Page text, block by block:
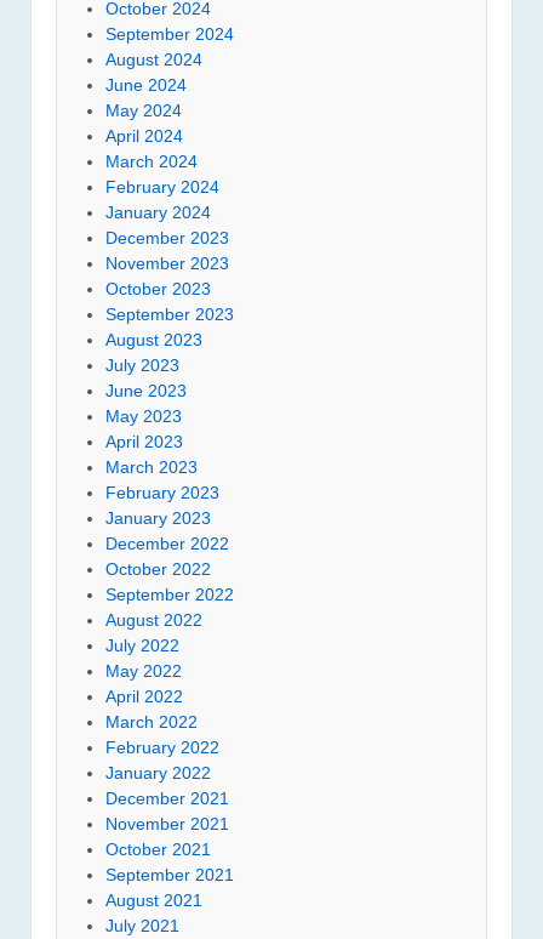
October 2024
September 2024
August 2024
June 2024
May 2024
April 2024
March 2024
February 2024
January 2024
December 2023
November 2023
October 2023
September 2023
August 2023
July 2023
June 2023
May 2023
April 2023
March 2023
February 2023
January 2023
December 2022
October 2022
September 2022
August 2022
July 2022
May 2022
April 2022
March 2022
February 2022
January 2022
December 2021
November 2021
October 2021
September 2021
August 2021
July 2021